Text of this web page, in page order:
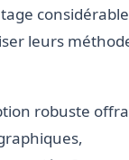
considérable
leurs
robuste